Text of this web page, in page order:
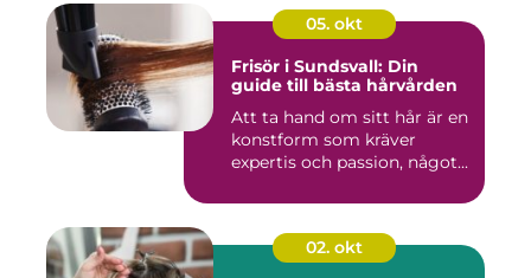
05. okt
Frisör i Sundsvall: Din
guide till bästa hårvården
Att ta hand om sitt hår är en
konstform som kräver
expertis och passion, något...
02. okt